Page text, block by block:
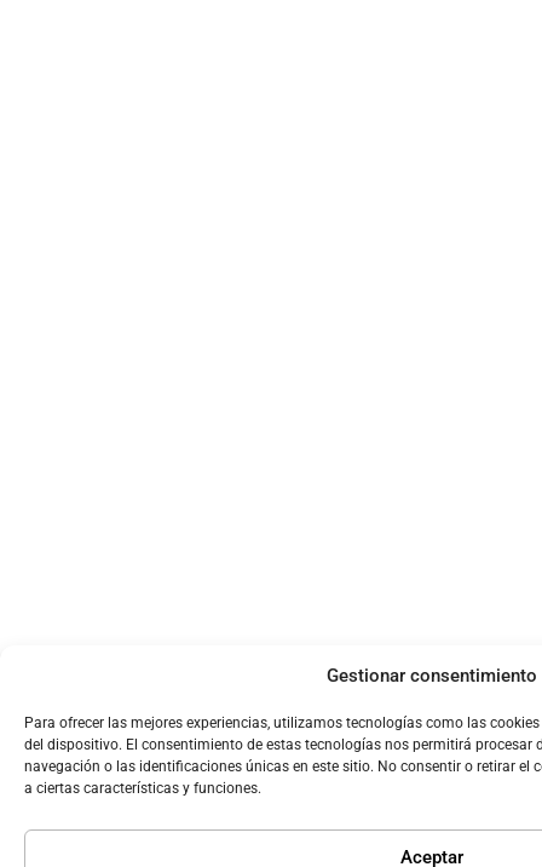
Gestionar consentimiento
Para ofrecer las mejores experiencias, utilizamos tecnologías como las
del dispositivo. El consentimiento de estas tecnologías nos permitirá
navegación o las identificaciones únicas en este sitio. No consentir o retirar el
a ciertas características y funciones.
Aceptar